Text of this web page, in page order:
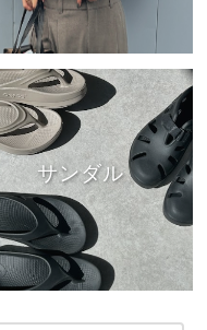
サンダル